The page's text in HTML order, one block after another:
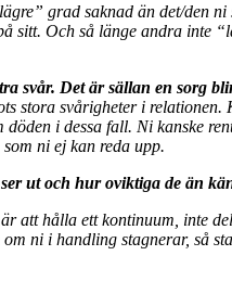
grad saknad än det/den
Och så länge andra inte
Det är sällan en sorg
stora svårigheter i
i dessa fall. Ni kanske
ni ej kan reda upp.
ut och hur oviktiga de än
att hålla ett kontinuum, inte
ni i handling stagnerar, så